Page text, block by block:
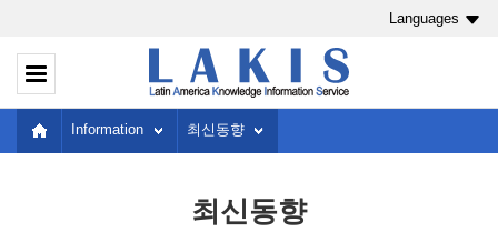
Languages
Information 최신동향
최신동향